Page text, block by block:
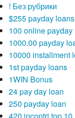
! Без рубрики
$255 payday
100 online payday
1000.00 payday
10000 installment
1st payday loans
1WIN Bonus
24 pay day loan
250 payday loan